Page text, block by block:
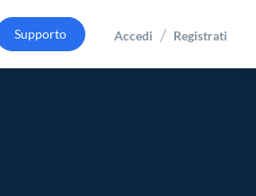
Supporto Accedi / Registrati